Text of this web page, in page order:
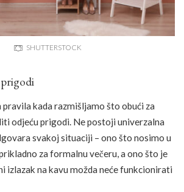
SHUTTERSTOCK
prigodi
pravila kada razmišljamo što obući za
odjeću prigodi. Ne postoji univerzalna
svakoj situaciji – ono što nosimo u
za formalnu večeru, a ono što je
izlazak na kavu možda neće funkcionirati